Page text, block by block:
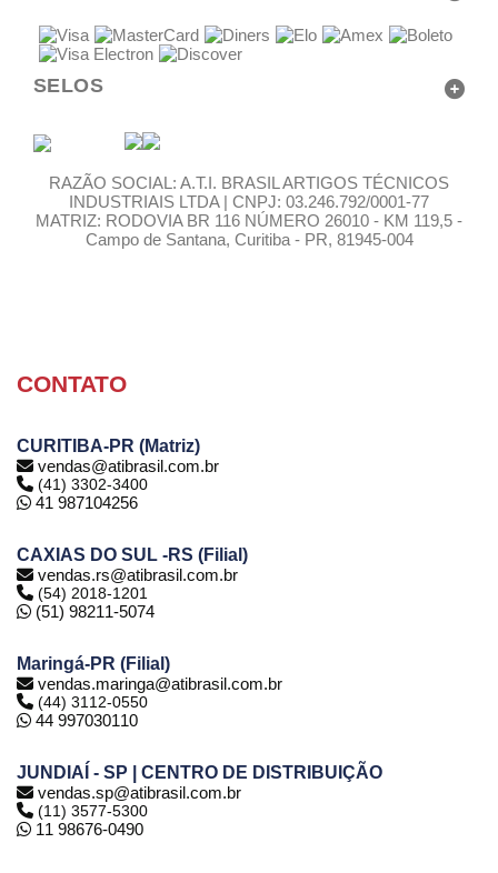
SELOS
RAZÃO SOCIAL: A.T.I. BRASIL ARTIGOS TÉCNICOS
INDUSTRIAIS LTDA | CNPJ: 03.246.792/0001-77
MATRIZ: RODOVIA BR 116 NÚMERO 26010 - KM 119,5 -
Campo de Santana, Curitiba - PR, 81945-004
CONTATO
CURITIBA-PR (Matriz)
vendas@atibrasil.com.br
(41) 3302-3400
41 987104256
CAXIAS DO SUL -RS (Filial)
vendas.rs@atibrasil.com.br
(54) 2018-1201
(51) 98211-5074
Maringá-PR (Filial)
vendas.maringa@atibrasil.com.br
(44) 3112-0550
44 997030110
JUNDIAÍ - SP | CENTRO DE DISTRIBUIÇÃO
vendas.sp@atibrasil.com.br
(11) 3577-5300
11 98676-0490